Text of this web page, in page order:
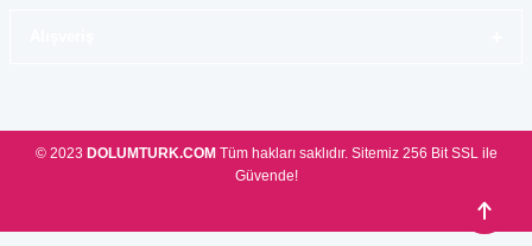
© 2023 DOLUMTURK.COM Tüm hakları saklıdır. Sitemiz 256 Bit SSL ile
Güvende!